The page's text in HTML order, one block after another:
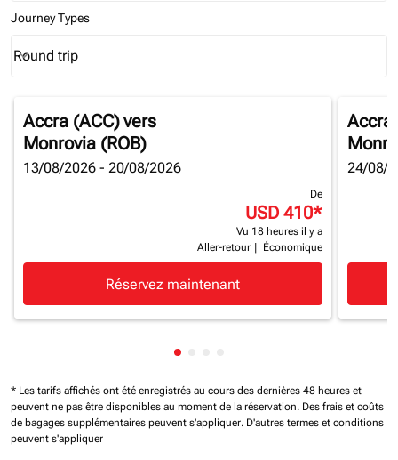
Journey Types
Journey Types option Round trip Selected
Round trip
keyboard_arrow_down
Accra (ACC)vers
Monrovia (ROB)
13/08/2026 - 20/08/2026
De
USD 410*
Vu 18 heures il y a
Aller-retour
Économique
Réservez maintenant
Accra
24/08/
Affichage de cmp-pagination-
* Les tarifs affichés ont été enregistrés au cours des dernières 48 heures et
peuvent ne pas être disponibles au moment de la réservation. Des frais et coûts
de bagages supplémentaires peuvent s'appliquer. D'autres termes et conditions
peuvent s'appliquer